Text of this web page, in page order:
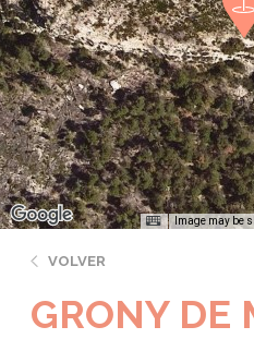
Image may be
VOLVER
GRONY DE